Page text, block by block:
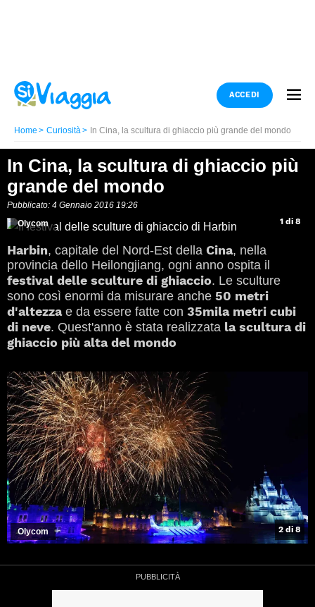
ACCEDI
Home Curiosità In Cina, la scultura di ghiaccio più grande del mondo
In Cina, la scultura di ghiaccio più
grande del mondo
Pubblicato: 4 Gennaio 2016 19:26
Olycom
1 di 8
Harbin, capitale del Nord-Est della Cina, nella
provincia dello Heilongjiang, ogni anno ospita il
festival delle sculture di ghiaccio. Le sculture
sono così enormi da misurare anche 50 metri
d'altezzae da essere fatte con 35mila metri cubi
di neve. Quest'anno è stata realizzata la scultura di
ghiaccio più alta del mondo
Olycom 2 di 8